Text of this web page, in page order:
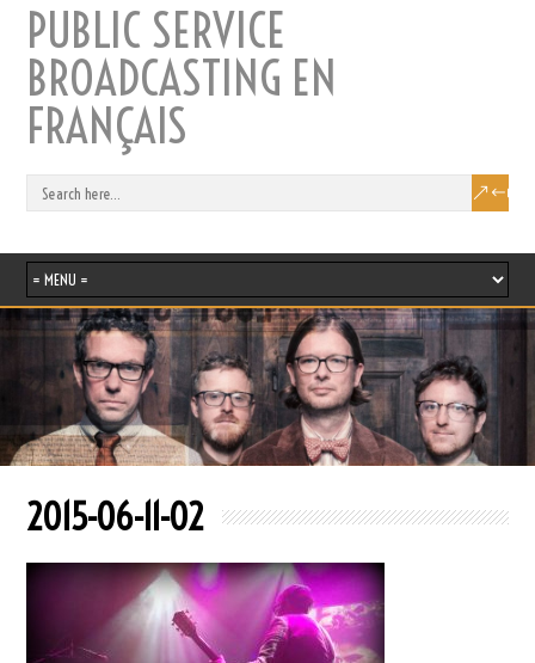
PUBLIC SERVICE
BROADCASTING EN
FRANÇAIS
2015-06-11-02